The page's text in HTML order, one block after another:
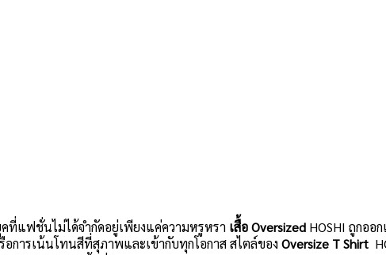
ที่แฟชั่นไม่ได้จำกัดอยู่เพียงแค่ความหรูหรา เสื้อ Oversized HOSHI ถูกอ
การเน้นโทนสีที่สุภาพและเข้ากับทุกโอกาส สไตล์ของ Oversize T Shirt